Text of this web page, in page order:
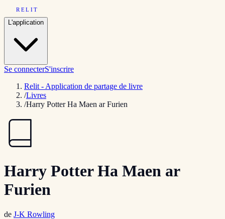
RELIT
L'application
Se connecterS'inscrire
Relit - Application de partage de livre
/Livres
/Harry Potter Ha Maen ar Furien
Harry Potter Ha Maen ar
Furien
de J-K Rowling